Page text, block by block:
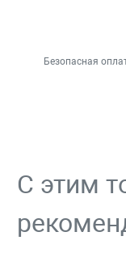
Безопасная
С этим